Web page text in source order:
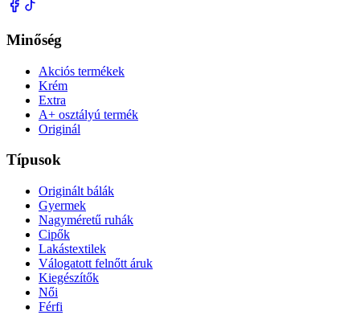
Minőség
Akciós termékek
Krém
Extra
A+ osztályú termék
Originál
Típusok
Originált bálák
Gyermek
Nagyméretű ruhák
Cipők
Lakástextilek
Válogatott felnőtt áruk
Kiegészítők
Női
Férfi